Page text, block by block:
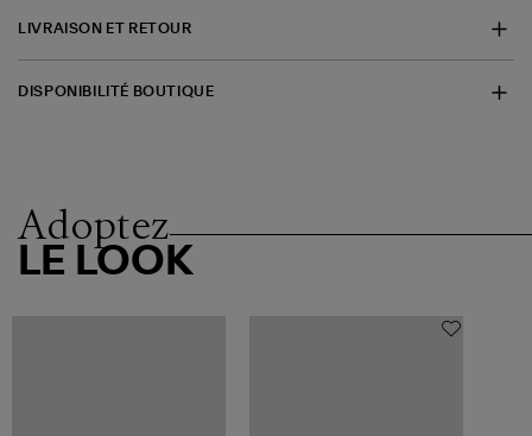
LIVRAISON ET RETOUR
DISPONIBILITÉ BOUTIQUE
Adoptez
LE LOOK